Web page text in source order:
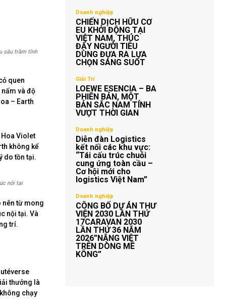
sâu trầm tĩnh
quen
nấm và độ
– Earth
Violet
không kể
do tồn tại.
nội tại
nên từ mong
nội tại. Và
trí.
thưởng là
chạy
Doanh nghiệp
CHIẾN DỊCH HỮU CƠ
EU KHỞI ĐỘNG TẠI
VIỆT NAM, THÚC
ĐẨY NGƯỜI TIÊU
DÙNG ĐƯA RA LỰA
CHỌN SÁNG SUỐT
Giải Trí
LOEWE ESENCIA – BA
PHIÊN BẢN, MỘT
BẢN SẮC NAM TÍNH
VƯỢT THỜI GIAN
Doanh nghiệp
Diễn đàn Logistics
kết nối các khu vực:
“Tái cấu trúc chuỗi
cung ứng toàn cầu –
Cơ hội mới cho
logistics Việt Nam”
Doanh nghiệp
CÔNG BỐ DỰ ÁN THƯ
VIỆN 2030 LẦN THỨ
17CARAVAN 2030
LẦN THỨ 36 NĂM
2026”NẮNG VIỆT
TRÊN DÒNG MÊ
KÔNG”